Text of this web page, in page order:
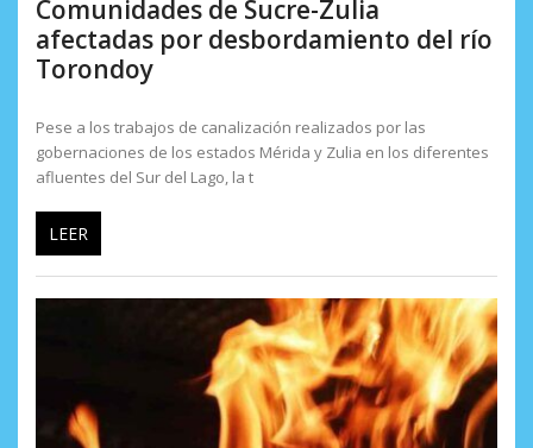
Comunidades de Sucre-Zulia
afectadas por desbordamiento del río
Torondoy
Pese a los trabajos de canalización realizados por las
gobernaciones de los estados Mérida y Zulia en los diferentes
afluentes del Sur del Lago, la t
LEER